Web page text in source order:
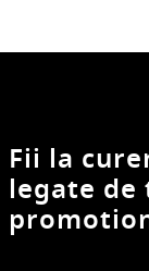
Fii la
legate de